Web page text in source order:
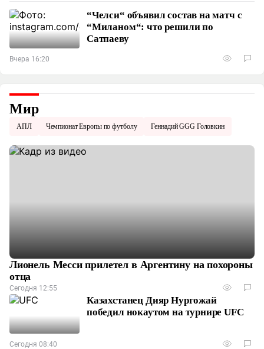
“Челси“ объявил состав на матч с
“Миланом“: что решили по
Сатпаеву
Вчера 16:20
Мир
АПЛ Чемпионат Европы по футболу Геннадий GGG Головкин
Лионель Месси прилетел в Аргентину на похороны
отца
Сегодня 12:55
Казахстанец Дияр Нургожай
победил нокаутом на турнире UFC
Сегодня 08:40